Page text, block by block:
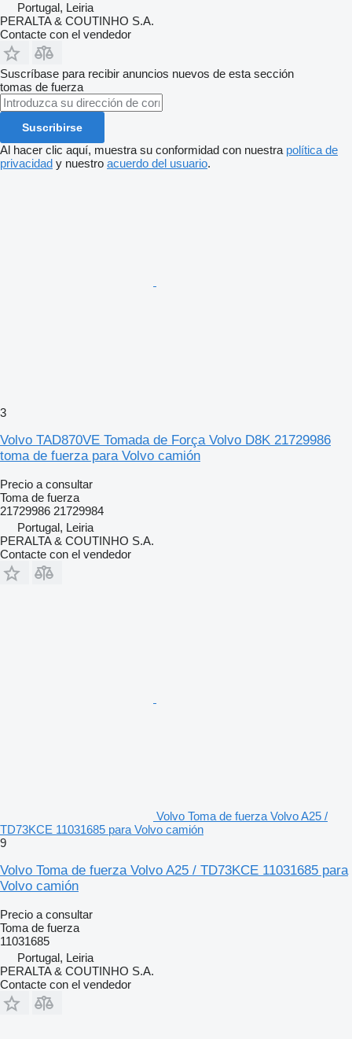
Portugal, Leiria
PERALTA & COUTINHO S.A.
Contacte con el vendedor
Suscríbase para recibir anuncios nuevos de esta sección
tomas de fuerza
Suscribirse
Al hacer clic aquí, muestra su conformidad con nuestra política de
privacidad y nuestro acuerdo del usuario.
3
Volvo TAD870VE Tomada de Força Volvo D8K 21729986
toma de fuerza para Volvo camión
Precio a consultar
Toma de fuerza
21729986 21729984
Portugal, Leiria
PERALTA & COUTINHO S.A.
Contacte con el vendedor
Volvo Toma de fuerza Volvo A25 /
TD73KCE 11031685 para Volvo camión
9
Volvo Toma de fuerza Volvo A25 / TD73KCE 11031685 para
Volvo camión
Precio a consultar
Toma de fuerza
11031685
Portugal, Leiria
PERALTA & COUTINHO S.A.
Contacte con el vendedor